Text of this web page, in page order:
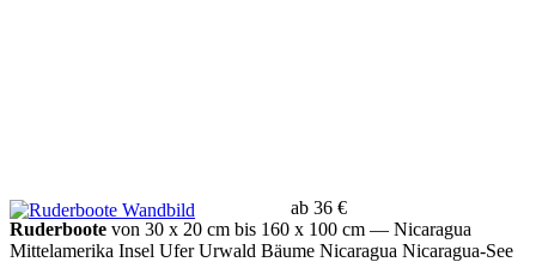
ab 36 €
Ruderboote von 30 x 20 cm bis 160 x 100 cm — Nicaragua
Mittelamerika Insel Ufer Urwald Bäume Nicaragua Nicaragua-See